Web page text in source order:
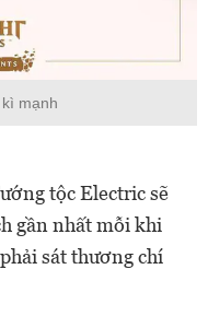
mạnh
tộc Electric sẽ
gần nhất mỗi khi
sát thương chí